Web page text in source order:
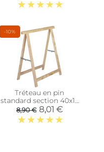
-10%
Tréteau en pin
standard section 40x17
mm (Unitaire)
8,90 € 8,01 €